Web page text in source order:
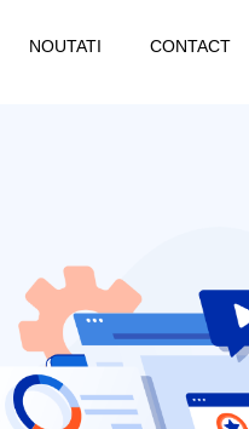
NOUTATI CONTACT